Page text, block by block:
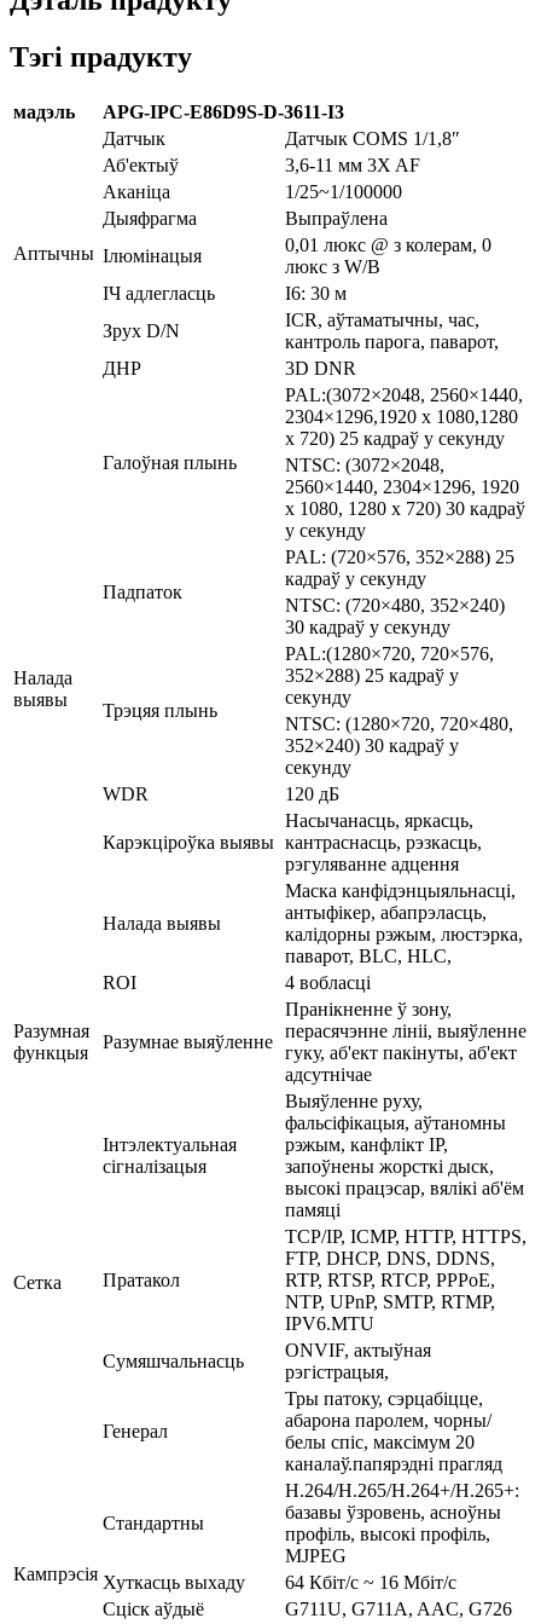
Тэгі прадукту
мадэль APG-IPC-E86D9S-D-3611-I3
Аптычны
Датчык
Датчык COMS 1/1,8″
Аб'ектыў
3,6-11 мм 3X AF
Аканіца
1/25~1/100000
Дыяфрагма
Выпраўлена
Ілюмінацыя
0,01 люкс @ з колерам, 0
люкс з W/B
ІЧ адлегласць
I6: 30 м
Зрух D/N
ICR, аўтаматычны, час,
кантроль парога, паварот,
ДНР
3D DNR
Налада
выявы
Галоўная плынь
PAL:(3072×2048, 2560×1440,
2304×1296,1920 x 1080,1280
x 720) 25 кадраў у секунду
NTSC: (3072×2048,
2560×1440, 2304×1296, 1920
x 1080, 1280 x 720) 30 кадраў
у секунду
Падпаток
PAL: (720×576, 352×288) 25
кадраў у секунду
NTSC: (720×480, 352×240)
30 кадраў у секунду
Трэцяя плынь
PAL:(1280×720, 720×576,
352×288) 25 кадраў у
секунду
NTSC: (1280×720, 720×480,
352×240) 30 кадраў у
секунду
WDR
120 дБ
Карэкціроўка выявы
Насычанасць, яркасць,
кантраснасць, рэзкасць,
рэгуляванне адцення
Налада выявы
Маска канфідэнцыяльнасці,
антыфікер, абапрэласць,
калідорны рэжым, люстэрка,
паварот, BLC, HLC,
ROI
4 вобласці
Разумная
функцыя
Разумнае выяўленне
Пранікненне ў зону,
перасячэнне лініі, выяўленне
гуку, аб'ект пакінуты, аб'ект
адсутнічае
Сетка
Інтэлектуальная
сігналізацыя
Выяўленне руху,
фальсіфікацыя, аўтаномны
рэжым, канфлікт IP,
запоўнены жорсткі дыск,
высокі працэсар, вялікі аб'ём
памяці
Пратакол
TCP/IP, ICMP, HTTP, HTTPS,
FTP, DHCP, DNS, DDNS,
RTP, RTSP, RTCP, PPPoE,
NTP, UPnP, SMTP, RTMP,
IPV6.MTU
Сумяшчальнасць
ONVIF, актыўная
рэгістрацыя,
Генерал
Тры патоку, сэрцабіцце,
абарона паролем, чорны/
белы спіс, максімум 20
каналаў.папярэдні прагляд
Кампрэсія
Стандартны
H.264/H.265/H.264+/H.265+:
базавы ўзровень, асноўны
профіль, высокі профіль,
MJPEG
Хуткасць выхаду
64 Кбіт/с ~ 16 Мбіт/с
Сціск аўдыё
G711U, G711A, AAC, G726